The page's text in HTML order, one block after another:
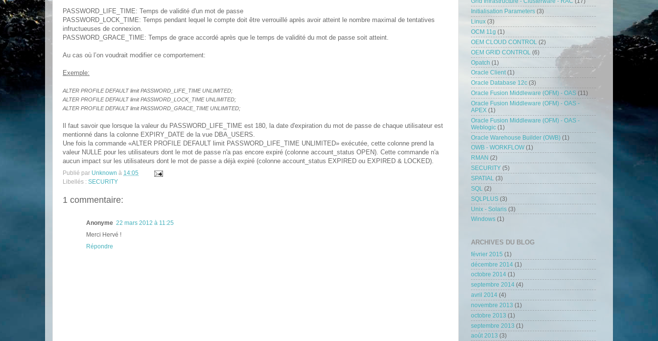
PASSWORD_LIFE_TIME: Temps de validité d'un mot de passe
PASSWORD_LOCK_TIME: Temps pendant lequel le compte doit être verrouillé après avoir atteint le nombre maximal de tentatives
infructueuses de connexion.
PASSWORD_GRACE_TIME: Temps de grace accordé après que le temps de validité du mot de passe soit atteint.
Au cas où l’on voudrait modifier ce comportement:
Exemple:
ALTER PROFILE DEFAULT limit PASSWORD_LIFE_TIME UNLIMITED;
ALTER PROFILE DEFAULT limit PASSWORD_LOCK_TIME UNLIMITED;
ALTER PROFILE DEFAULT limit PASSWORD_GRACE_TIME UNLIMITED;
Il faut savoir que lorsque la valeur du PASSWORD_LIFE_TIME est 180, la date d'expiration du mot de passe de chaque utilisateur est
mentionné dans la colonne EXPIRY_DATE de la vue DBA_USERS.
Une fois la commande «ALTER PROFILE DEFAULT limit PASSWORD_LIFE_TIME UNLIMITED» exécutée, cette colonne prend la
valeur NULLE pour les utilisateurs dont le mot de passe n'a pas encore expiré (colonne account_status OPEN). Cette commande n'a
aucun impact sur les utilisateurs dont le mot de passe a déjà expiré (colonne account_status EXPIRED ou EXPIRED & LOCKED).
Publié par Unknown à 14:05
Libellés : SECURITY
1 commentaire:
Anonyme 22 mars 2012 à 11:25
Merci Hervé !
Répondre
Initialisation Parameters (3)
Linux (3)
OCM 11g (1)
OEM CLOUD CONTROL
(2)
OEM GRID CONTROL
(6)
Opatch (1)
Oracle Client (1)
Oracle Database 12c (3)
Oracle Fusion Middleware (OFM) - OAS (11)
Oracle Fusion Middleware (OFM) - OAS -
APEX (1)
Oracle Fusion Middleware (OFM) - OAS -
Weblogic (1)
Oracle Warehouse Builder (OWB) (1)
OWB - WORKFLOW (1)
RMAN (2)
SECURITY (5)
SPATIAL
(3)
SQL
(2)
SQLPLUS (3)
Unix - Solaris (3)
Windows (1)
ARCHIVES DU BLOG
février 2015 (1)
décembre 2014 (1)
octobre 2014 (1)
septembre 2014 (4)
avril 2014 (4)
novembre 2013 (1)
octobre 2013 (1)
septembre 2013 (1)
août 2013 (3)